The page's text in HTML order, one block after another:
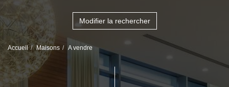
Modifier la rechercher
Accueil Maisons A vendre